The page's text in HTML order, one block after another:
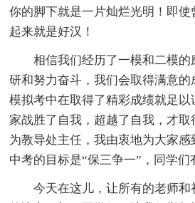
你的脚下就是一片灿烂光明！即
起来就是好汉！
相信我们经历了一模和二模
研和努力奋斗，我们会取得满意
模拟考中在取得了精彩成绩就足
家战胜了自我，超越了自我，才
为教导处主任，我由衷地为大家感
中考的目标是“保三争一”，同学们
今天在这儿，让所有的老师和